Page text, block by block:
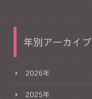
年別アーカイブ
2026年
2025年